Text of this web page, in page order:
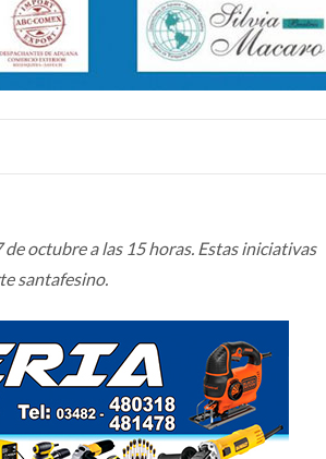
octubre a las 15 horas. Estas iniciativas
santafesino.